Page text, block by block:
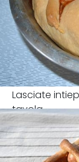
Lasciate
tavola